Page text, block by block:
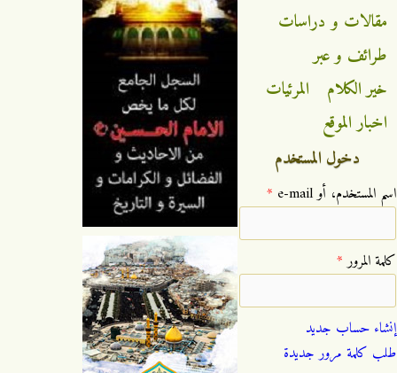
مقالات و دراسات
طرائف و عبر
خير الكلام
المرئيات
اخبار الموقع
دخول المستخدم
‏اسم المستخدم، أو e-mail ‏ *
‏كلمة المرور ‏*
إنشاء حساب جديد
طلب كلمة مرور جديدة